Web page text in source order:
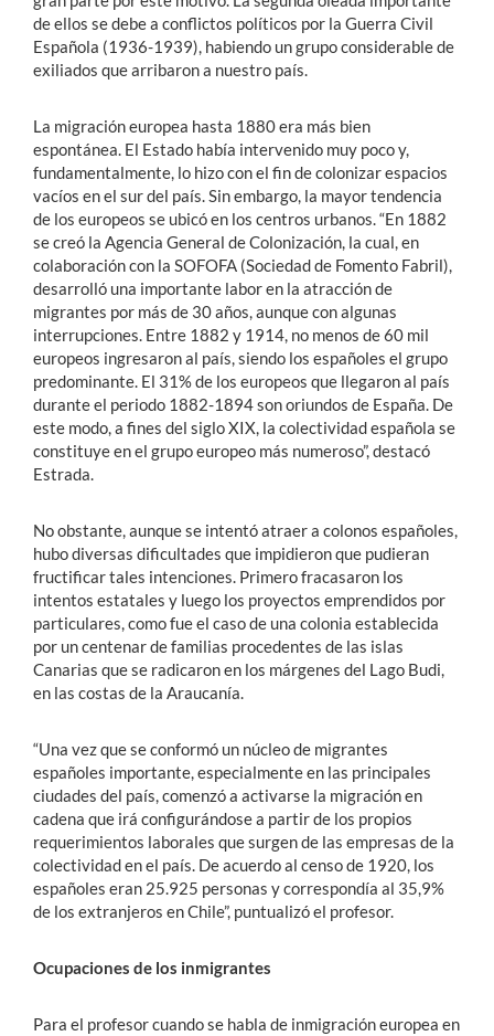
de ellos se debe a conflictos políticos por la Guerra Civil
Española (1936-1939), habiendo un grupo considerable de
exiliados que arribaron a nuestro país.
La migración europea hasta 1880 era más bien
espontánea. El Estado había intervenido muy poco y,
fundamentalmente, lo hizo con el fin de colonizar espacios
vacíos en el sur del país. Sin embargo, la mayor tendencia
de los europeos se ubicó en los centros urbanos. “En 1882
se creó la Agencia General de Colonización, la cual, en
colaboración con la SOFOFA (Sociedad de Fomento Fabril),
desarrolló una importante labor en la atracción de
migrantes por más de 30 años, aunque con algunas
interrupciones. Entre 1882 y 1914, no menos de 60 mil
europeos ingresaron al país, siendo los españoles el grupo
predominante. El 31% de los europeos que llegaron al país
durante el periodo 1882-1894 son oriundos de España. De
este modo, a fines del siglo XIX, la colectividad española se
constituye en el grupo europeo más numeroso”, destacó
Estrada.
No obstante, aunque se intentó atraer a colonos españoles,
hubo diversas dificultades que impidieron que pudieran
fructificar tales intenciones. Primero fracasaron los
intentos estatales y luego los proyectos emprendidos por
particulares, como fue el caso de una colonia establecida
por un centenar de familias procedentes de las islas
Canarias que se radicaron en los márgenes del Lago Budi,
en las costas de la Araucanía.
“Una vez que se conformó un núcleo de migrantes
españoles importante, especialmente en las principales
ciudades del país, comenzó a activarse la migración en
cadena que irá configurándose a partir de los propios
requerimientos laborales que surgen de las empresas de la
colectividad en el país. De acuerdo al censo de 1920, los
españoles eran 25.925 personas y correspondía al 35,9%
de los extranjeros en Chile”, puntualizó el profesor.
Ocupaciones de los inmigrantes
Para el profesor cuando se habla de inmigración europea en